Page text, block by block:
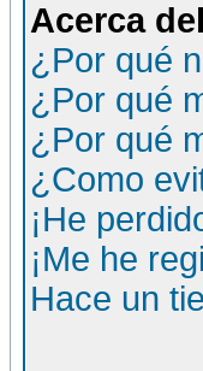
Acerca
¿Por qué
¿Por qué
¿Por qué
¿Como
¡He
¡Me he
Hace un